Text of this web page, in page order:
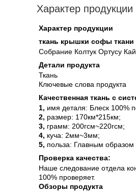
Характер продукции
Характер продукции
ткань крышки софы
Собрание Колтук Ортусу
Детали продукта
Ткань
Ключевые слова продукта
Качественная ткань с
1, имя деталя: Блеск 100%
2, размер: 170км*215км;
3, грамм: 200гсм~220гсм;
4, куча: 2мм~3мм;
5, польза: Главным
Проверка качества:
Наше следование отдела
100% проверяет.
Обзоры продукта